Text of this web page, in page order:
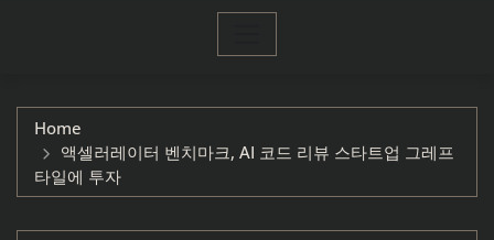
Home
액셀러레이터 벤치마크, AI 코드 리뷰 스타트업 그레프
타일에 투자